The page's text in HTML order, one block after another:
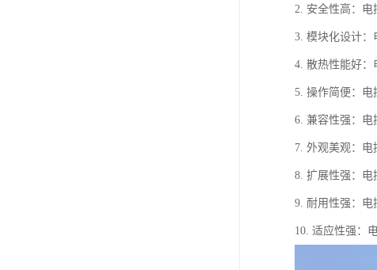
2. 安全性高：电
3. 模块化设计：
4. 散热性能好：
5. 操作简便：电
6. 兼容性强：电
7. 外观美观：电
8. 扩展性强：电
9. 耐用性强：电
10. 适应性强：